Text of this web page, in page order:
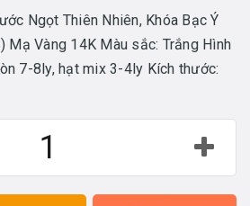
Ngọt Thiên Nhiên, Khóa Bạc Ý
Mạ Vàng 14K Màu sắc: Trắng Hình
7-8ly, hạt mix 3-4ly Kích thước: